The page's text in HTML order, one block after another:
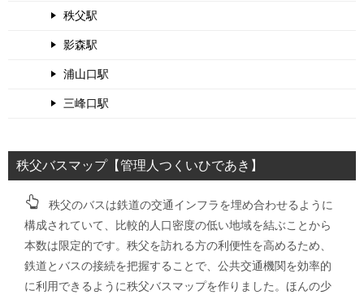
秩父駅
影森駅
浦山口駅
三峰口駅
秩父バスマップ【管理人つくいひであき】
秩父のバスは鉄道の交通インフラを埋め合わせるように
構成されていて、比較的人口密度の低い地域を結ぶことから
本数は限定的です。秩父を訪れる方の利便性を高めるため、
鉄道とバスの接続を把握することで、公共交通機関を効率的
に利用できるように秩父バスマップを作りました。ほんの少